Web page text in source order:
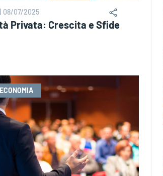
08/07/2025
Privata: Crescita e Sfide
ECONOMIA